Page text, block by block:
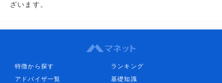
ざいます。
特徴から探す
ランキング
アドバイザ一覧
基礎知識